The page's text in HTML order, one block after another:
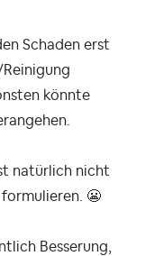
Schaden erst
könnte
natürlich nicht
😬
Besserung,